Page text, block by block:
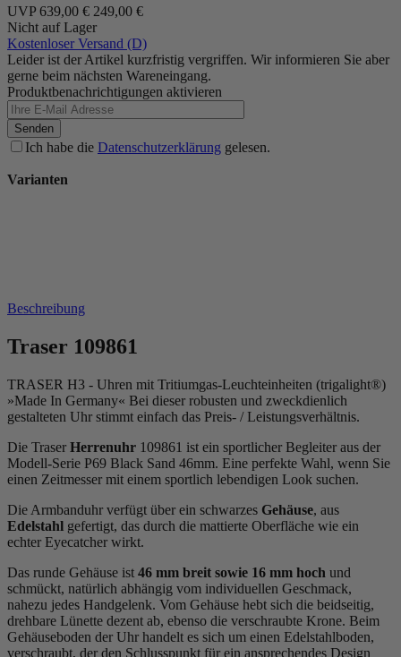
UVP 639,00 € 249,00 €
Nicht auf Lager
Kostenloser Versand (D)
Leider ist der Artikel kurzfristig vergriffen. Wir informieren Sie aber
gerne beim nächsten Wareneingang.
Produktbenachrichtigungen aktivieren
Senden
Ich habe die Datenschutzerklärung gelesen.
Varianten
Beschreibung
Traser 109861
TRASER H3 - Uhren mit Tritiumgas-Leuchteinheiten (trigalight®)
»Made In Germany« Bei dieser robusten und zweckdienlich
gestalteten Uhr stimmt einfach das Preis- / Leistungsverhältnis.
Die Traser Herrenuhr 109861 ist ein sportlicher Begleiter aus der
Modell-Serie P69 Black Sand 46mm. Eine perfekte Wahl, wenn Sie
einen Zeitmesser mit einem sportlich lebendigen Look suchen.
Die Armbanduhr verfügt über ein schwarzes Gehäuse, aus
Edelstahl gefertigt, das durch die mattierte Oberfläche wie ein
echter Eyecatcher wirkt.
Das runde Gehäuse ist 46 mm breit sowie 16 mm hoch und
schmückt, natürlich abhängig vom individuellen Geschmack,
nahezu jedes Handgelenk. Vom Gehäuse hebt sich die beidseitig,
drehbare Lünette dezent ab, ebenso die verschraubte Krone. Beim
Gehäuseboden der Uhr handelt es sich um einen Edelstahlboden,
verschraubt, der den Schlusspunkt für ein ansprechendes Design